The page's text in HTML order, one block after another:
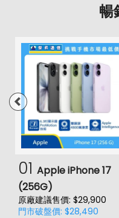
暢
01 Apple iPhone 17
(256G)
原廠建議售價: $29,900
門市破盤價: $28,490